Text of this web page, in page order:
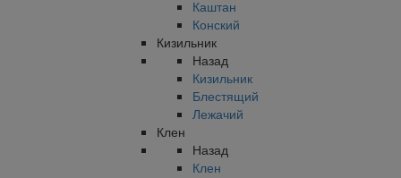
Каштан
Конский
Кизильник
Назад
Кизильник
Блестящий
Лежачий
Клен
Назад
Клен